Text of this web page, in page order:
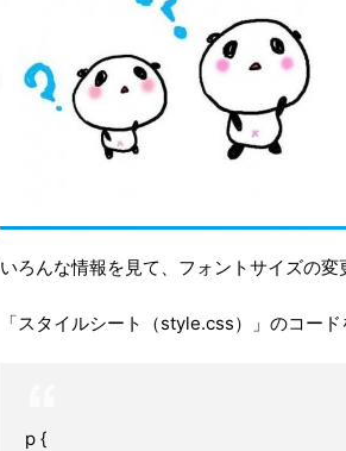
いろんな情報を見て、フォントサイズの変
「スタイルシート（style.css）」のコード
p {